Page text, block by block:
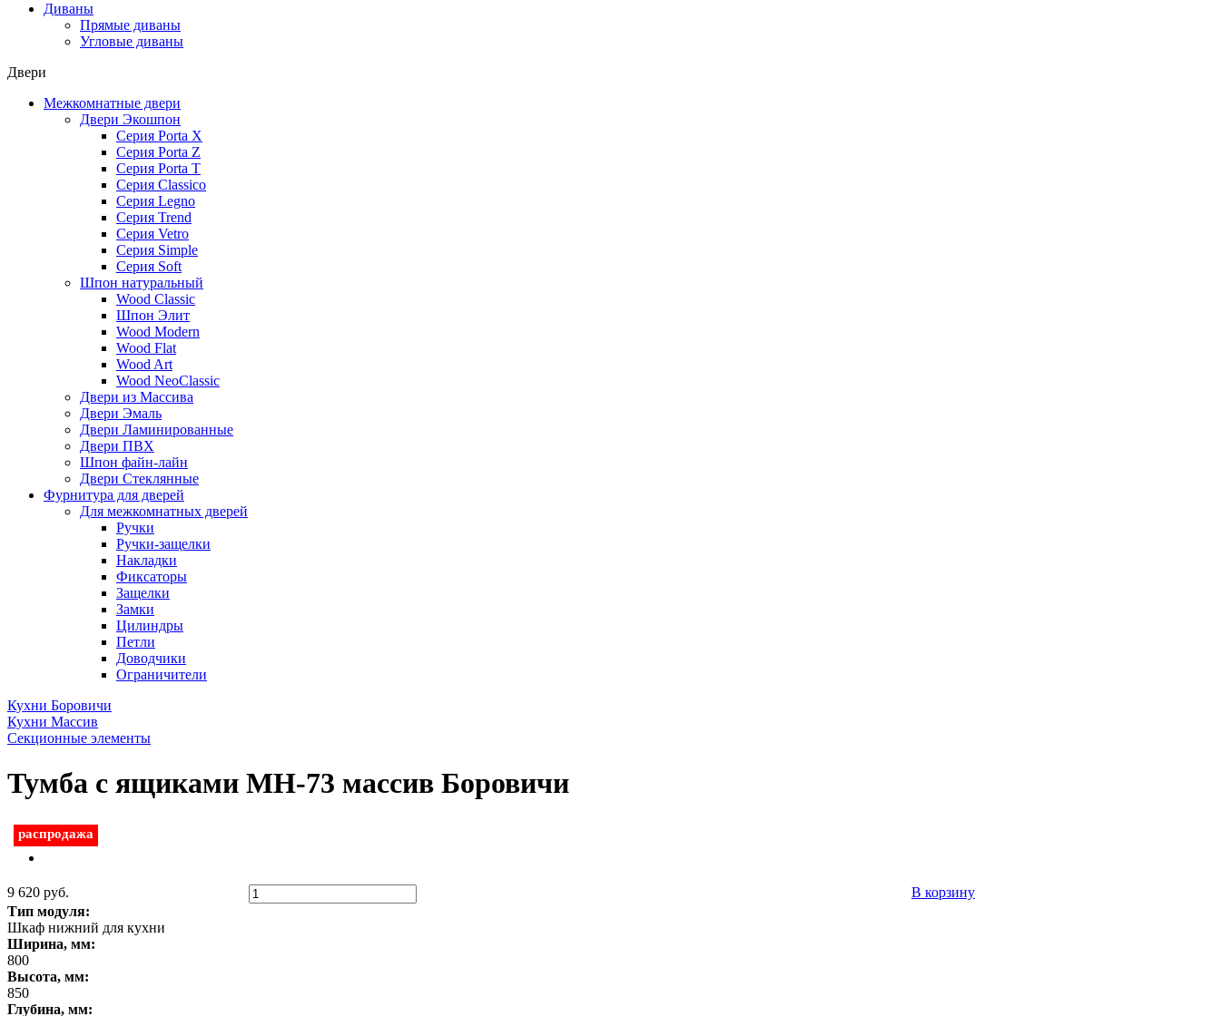
Диваны
Прямые диваны
Угловые диваны
Двери
Межкомнатные двери
Двери Экошпон
Серия Porta X
Серия Porta Z
Серия Porta T
Серия Classico
Серия Legno
Серия Trend
Серия Vetro
Серия Simple
Серия Soft
Шпон натуральный
Wood Classic
Шпон Элит
Wood Modern
Wood Flat
Wood Art
Wood NeoClassic
Двери из Массива
Двери Эмаль
Двери Ламинированные
Двери ПВХ
Шпон файн-лайн
Двери Стеклянные
Фурнитура для дверей
Для межкомнатных дверей
Ручки
Ручки-защелки
Накладки
Фиксаторы
Защелки
Замки
Цилиндры
Петли
Доводчики
Ограничители
Кухни Боровичи
Кухни Массив
Секционные элементы
Тумба с ящиками МН-73 массив Боровичи
распродажа
9 620 руб.
В корзину
Тип модуля:
Шкаф нижний для кухни
Ширина, мм:
800
Высота, мм:
850
Глубина, мм: